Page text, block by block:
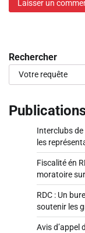
Rechercher
Interclubs
les
Fiscalité én
moratoire
RDC : Un
soutenir les
Avis d’appel